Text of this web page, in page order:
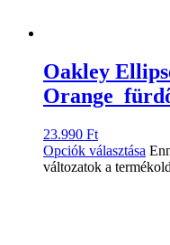
Oakley
Orange
23.990 Ft
Opciók választása
változatok a